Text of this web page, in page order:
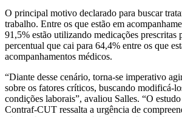
O principal motivo declarado para buscar
trabalho. Entre os que estão em
91,5% estão utilizando medicações prescritas
percentual que cai para 64,4% entre os que
acompanhamentos médicos.
“Diante desse cenário, torna-se imperativo
sobre os fatores críticos, buscando modificá-
condições laborais”, avaliou Salles. “O
Contraf-CUT ressalta a urgência de